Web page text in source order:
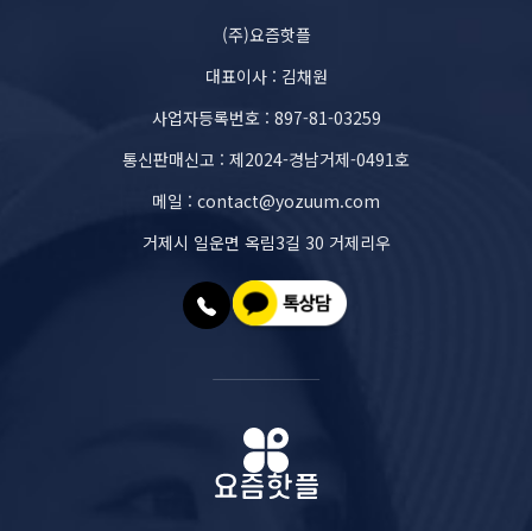
(주)요즘핫플
대표이사 : 김채원
사업자등록번호 : 897-81-03259
통신판매신고 : 제2024-경남거제-0491호
메일 : contact@yozuum.com
거제시 일운면 옥림3길 30 거제리우